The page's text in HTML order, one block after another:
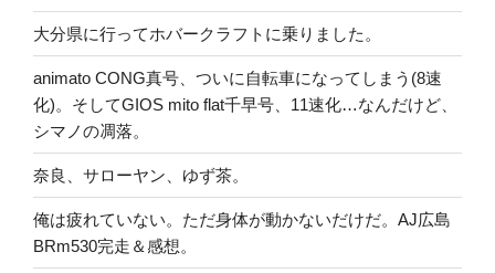
大分県に行ってホバークラフトに乗りました。
animato CONG真号、ついに自転車になってしまう(8速
化)。そしてGIOS mito flat千早号、11速化…なんだけど、
シマノの凋落。
奈良、サローヤン、ゆず茶。
俺は疲れていない。ただ身体が動かないだけだ。AJ広島
BRm530完走＆感想。